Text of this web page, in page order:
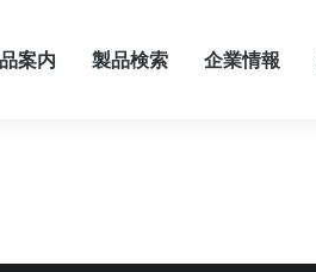
案内 製品検索 企業情報